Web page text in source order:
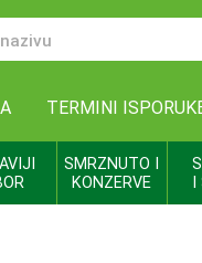
TERMINI
SMRZNUTO I
KONZERVE